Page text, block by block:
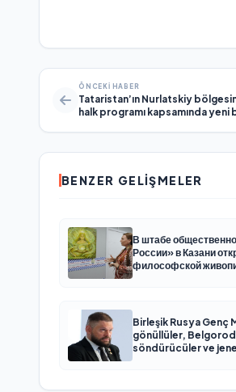
ÖNCEKI HABER
Tataristan’ın Nurlatskiy
halk programı kapsamında yeni
BENZER GELIŞMELER
В штабе
России» в Казани
философской
Birleşik Rusya Genç
gönüllüler, Belgorod
söndürücüler ve